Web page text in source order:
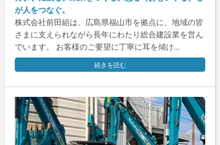
が人をつなぐ。
株式会社前田組は、広島県福山市を拠点に、地域の皆
さまに支えられながら長年にわたり総合建設業を営ん
でいます。 お客様のご要望に丁寧に耳を傾け...
続きを読む